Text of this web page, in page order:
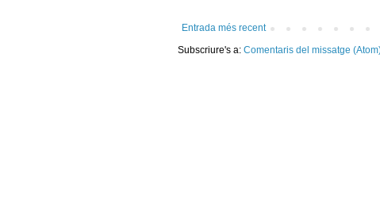
Entrada més recent
Subscriure's a: Comentaris del missatge